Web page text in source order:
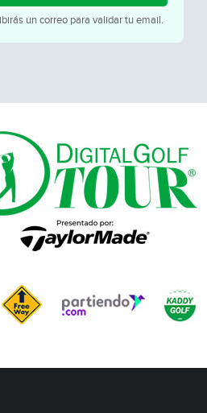
un correo para validar tu email.